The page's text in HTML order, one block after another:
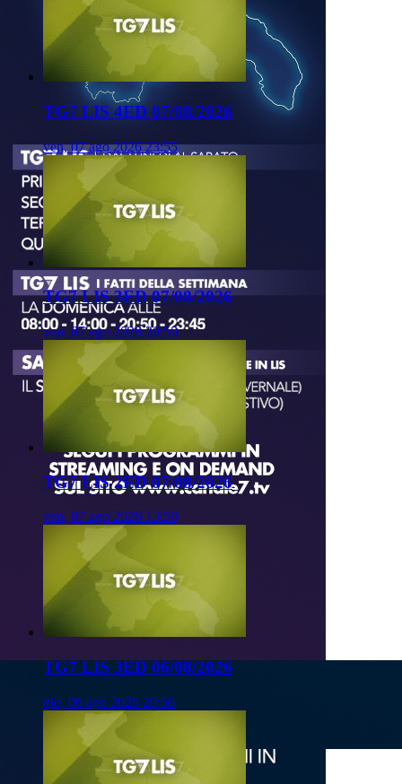
TG7 LIS 4ED 07/08/2026
ven, 07 ago 2026 23:55
TG7 LIS 3ED 07/08/2026
ven, 07 ago 2026 20:50
TG7 LIS 2ED 07/08/2026
ven, 07 ago 2026 13:50
TG7 LIS 3ED 06/08/2026
gio, 06 ago 2026 20:50